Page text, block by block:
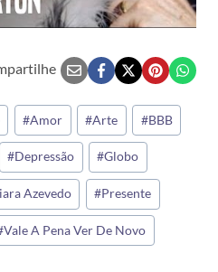
#Amor #Arte #BBB
#Depressão #Globo
Azevedo #Presente
Vale A Pena Ver De Novo